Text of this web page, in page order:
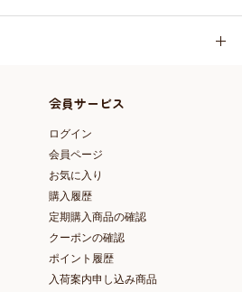
会員サービス
ログイン
会員ページ
お気に入り
購入履歴
定期購入商品の確認
クーポンの確認
ポイント履歴
入荷案内申し込み商品